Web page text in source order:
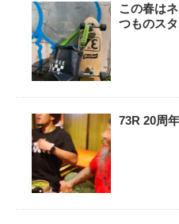
この春は
つものス
73R 20周